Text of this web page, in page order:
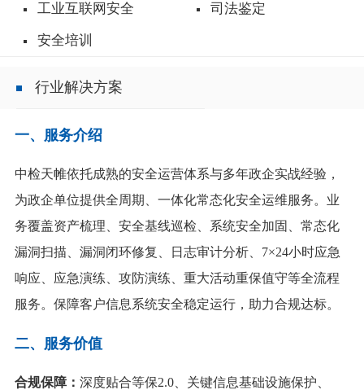
工业互联网安全 司法鉴定
安全培训
行业解决方案
一、服务介绍
中检天帷依托成熟的安全运营体系与多年政企实战经验，
为政企单位提供全周期、一体化常态化安全运维服务。业
务覆盖资产梳理、安全基线巡检、系统安全加固、常态化
漏洞扫描、漏洞闭环修复、日志审计分析、7×24小时应急
响应、应急演练、攻防演练、重大活动重保值守等全流程
服务。保障客户信息系统安全稳定运行，助力合规达标。
二、 服务价值
合规保障： 深度贴合等保2.0、关键信息基础设施保护、